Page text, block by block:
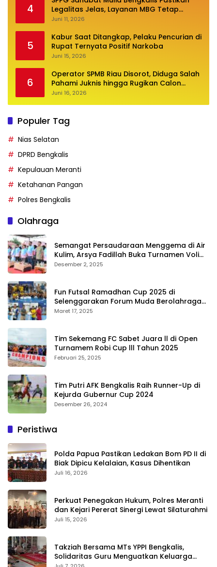
4
Legalitas Jelas, Layanan MBG Tetap
Optimal
Juni 11, 2026
5
Kabur Saat Ditangkap, Pelaku Pencurian di
Rupat Ternyata Positif Narkoba
Juni 15, 2026
6
Operator SPMB Riau Disorot, Diduga Salah
Pahami Juknis hingga Rugikan Calon
Siswa
Juni 16, 2026
Populer Tag
Nias Selatan
DPRD Bengkalis
Kepulauan Meranti
Ketahanan Pangan
Polres Bengkalis
Olahraga
Semangat Persaudaraan Menggema di Air
Kulim, Arsya Fadillah Buka Turnamen Voli
Bermasa Cup II
Desember 2, 2025
Fun Futsal Ramadhan Cup 2025 di
Selenggarakan Forum Muda Berolahraga
Bengkalis
Maret 17, 2025
Tim Sekemang FC Sabet Juara ll di Open
Turnamem Robi Cup lll Tahun 2025
Februari 25, 2025
Tim Putri AFK Bengkalis Raih Runner-Up di
Kejurda Gubernur Cup 2024
Desember 26, 2024
Peristiwa
Polda Papua Pastikan Ledakan Bom PD II di
Biak Dipicu Kelalaian, Kasus Dihentikan
Juli 16, 2026
Perkuat Penegakan Hukum, Polres Meranti
dan Kejari Pererat Sinergi Lewat Silaturahmi
Juli 15, 2026
Takziah Bersama MTs YPPI Bengkalis,
Solidaritas Guru Menguatkan Keluarga